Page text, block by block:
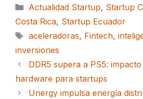
Categorías
Actualidad Startup, Startup
Costa Rica, Startup Ecuador
Etiquetas
aceleradoras, Fintech,
inversiones
DDR5 supera a PS5:
hardware para startups
Unergy impulsa energía